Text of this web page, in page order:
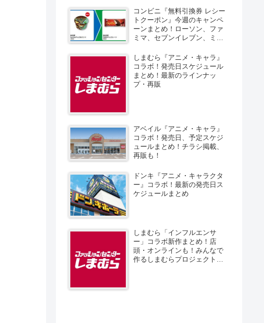
コンビニ『無料引換券 レシー
トクーポン』今週のキャンペ
ーンまとめ！ローソン、ファ
ミマ、セブンイレブン、ミニ
しまむら『アニメ・キャラ』
コラボ！発売日スケジュール
まとめ！最新のラインナッ
プ・再販
アベイル『アニメ・キャラ』
コラボ！発売日、予定スケジ
ュールまとめ！チラシ掲載、
再販も！
ドンキ『アニメ・キャラクタ
ー』コラボ！最新の発売日ス
ケジュールまとめ
しまむら「インフルエンサ
ー」コラボ新作まとめ！店
頭・オンラインも！みんなで
作るしまむらプロジェクト！